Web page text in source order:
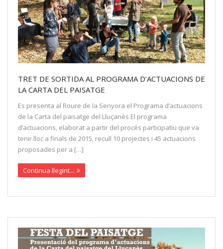
TRET DE SORTIDA AL PROGRAMA D’ACTUACIONS DE
LA CARTA DEL PAISATGE
Es presenta al Roure de la Senyora el Programa d’actuacions
de la Carta del paisatge del Lluçanès El programa
d’actuacions, elaborat a partir del procés participatiu que va
tenir lloc a finals de 2015, recull 10 projectes i 45 actuacions
proposades per a […]
Continua llegint...